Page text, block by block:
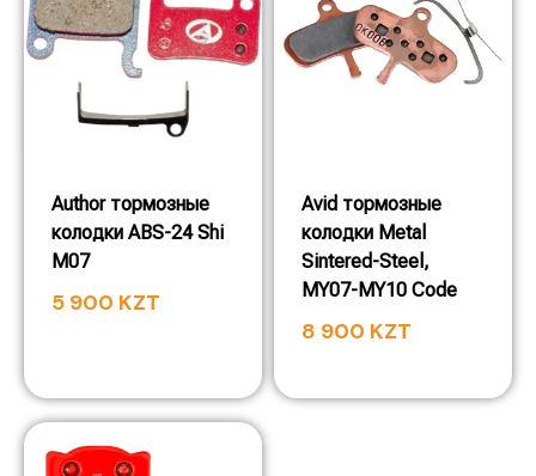
Author тормозные
колодки ABS-24 Shi
M07
5 900 KZT
Avid тормозные
колодки Metal
Sintered-Steel,
MY07-MY10 Code
8 900 KZT